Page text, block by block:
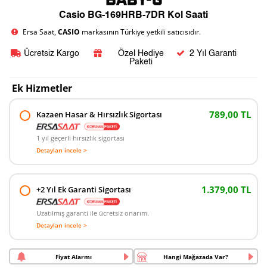
Casio BG-169HRB-7DR Kol Saati
Ersa Saat,CASIO markasının Türkiye yetkili satıcısıdır.
Ücretsiz Kargo
Özel Hediye
Paketi
2 Yıl Garanti
Ek Hizmetler
Kazaen Hasar & Hırsızlık Sigortası 789,00 TL
1 yıl geçerli hırsızlık sigortası
Detayları incele >
+2 Yıl Ek Garanti Sigortası 1.379,00 TL
Uzatılmış garanti ile ücretsiz onarım.
Detayları incele >
Fiyat Alarmı Hangi Mağazada Var?